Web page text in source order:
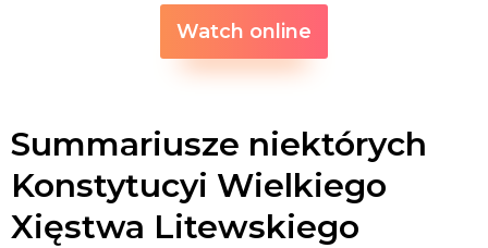
Watch online
Summariusze niektórych
Konstytucyi Wielkiego
Xięstwa Litewskiego